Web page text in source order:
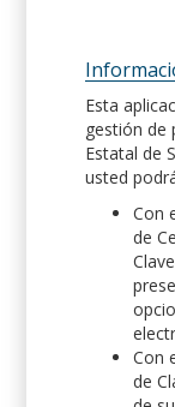
Esta
gestión de
Estatal de
usted
Con
de
Con
de